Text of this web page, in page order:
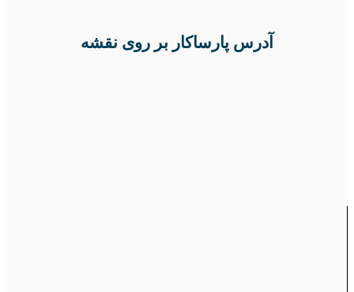
آدرس پارساکار بر روی نقشه